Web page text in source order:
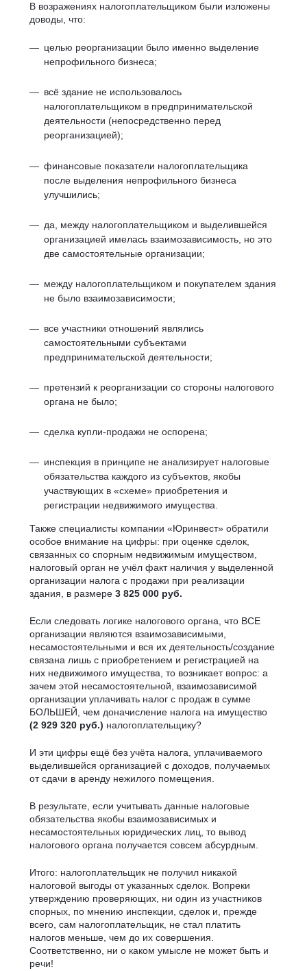
В возражениях налогоплательщиком были изложены
доводы, что:
целью реорганизации было именно выделение
непрофильного бизнеса;
всё здание не использовалось
налогоплательщиком в предпринимательской
деятельности (непосредственно перед
реорганизацией);
финансовые показатели налогоплательщика
после выделения непрофильного бизнеса
улучшились;
да, между налогоплательщиком и выделившейся
организацией имелась взаимозависимость, но это
две самостоятельные организации;
между налогоплательщиком и покупателем здания
не было взаимозависимости;
все участники отношений являлись
самостоятельными субъектами
предпринимательской деятельности;
претензий к реорганизации со стороны налогового
органа не было;
сделка купли-продажи не оспорена;
инспекция в принципе не анализирует налоговые
обязательства каждого из субъектов, якобы
участвующих в «схеме» приобретения и
регистрации недвижимого имущества.
Также специалисты компании «Юринвест» обратили
особое внимание на цифры: при оценке сделок,
связанных со спорным недвижимым имуществом,
налоговый орган не учёл факт наличия у выделенной
организации налога с продажи при реализации
здания, в размере3 825 000 руб.
Если следовать логике налогового органа, что ВСЕ
организации являются взаимозависимыми,
несамостоятельными и вся их деятельность/создание
связана лишь с приобретением и регистрацией на
них недвижимого имущества, то возникает вопрос: а
зачем этой несамостоятельной, взаимозависимой
организации уплачивать налог с продаж в сумме
БОЛЬШЕЙ, чем доначисление налога на имущество
(2 929 320 руб.) налогоплательщику?
И эти цифры ещё без учёта налога, уплачиваемого
выделившейся организацией с доходов, получаемых
от сдачи в аренду нежилого помещения.
В результате, если учитывать данные налоговые
обязательства якобы взаимозависимых и
несамостоятельных юридических лиц, то вывод
налогового органа получается совсем абсурдным.
Итого: налогоплательщик не получил никакой
налоговой выгоды от указанных сделок. Вопреки
утверждению проверяющих, ни один из участников
спорных, по мнению инспекции, сделок и, прежде
всего, сам налогоплательщик, не стал платить
налогов меньше, чем до их совершения.
Соответственно, ни о каком умысле не может быть и
речи!